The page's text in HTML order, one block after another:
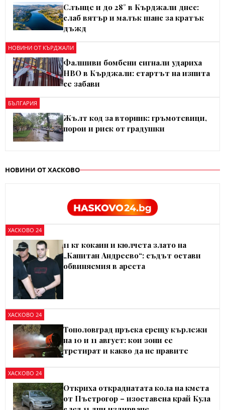
Слънце и до 28° в Кърджали днес:
слаб вятър и малък шанс за кратък
дъжд
НОВИНИ ОТ КЪРДЖАЛИ
Фалшиви бомбени сигнали удариха
НВО в Кърджали: стартът на изпита
се забави
БЪЛГАРИЯ
Жълт код за вторник: гръмотевици,
порои и риск от градушки
НОВИНИ ОТ ХАСКОВО
ХАСКОВО 24
11 кг кокаин и кюлчета злато на
„Капитан Андреево“: съдът остави
обвиняемия в ареста
ХАСКОВО 24
Тополовград пръска срещу кърлежи
на 10 и 11 август: кои зони се
третират и какво да не правите
ХАСКОВО 24
Откриха откраднатата кола на кмета
от Пъстрогор – изоставена край Кула